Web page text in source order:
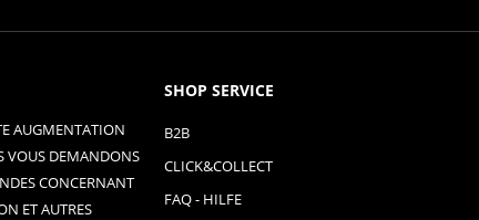
AUGMENTATION
VOUS DEMANDONS
CONCERNANT
ET AUTRES
SHOP SERVICE
B2B
CLICK&COLLECT
FAQ - HILFE